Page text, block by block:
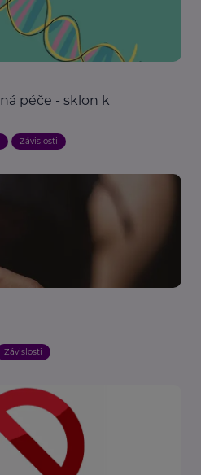
péče - sklon k
Závislosti
Závislosti